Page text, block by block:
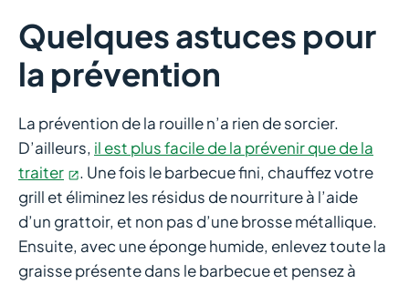
Quelques astuces pour
la prévention
La prévention de la rouille n’a rien de sorcier.
D’ailleurs, il est plus facile de la prévenir que de la
traiter
. Une fois le barbecue fini, chauffez votre
grill et éliminez les résidus de nourriture à l’aide
d’un grattoir, et non pas d’une brosse métallique.
Ensuite, avec une éponge humide, enlevez toute la
graisse présente dans le barbecue et pensez à